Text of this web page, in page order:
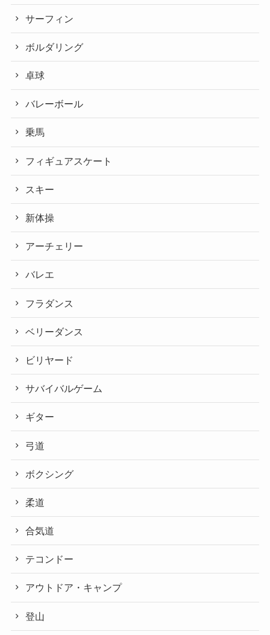
サーフィン
ボルダリング
卓球
バレーボール
乗馬
フィギュアスケート
スキー
新体操
アーチェリー
バレエ
フラダンス
ベリーダンス
ビリヤード
サバイバルゲーム
ギター
弓道
ボクシング
柔道
合気道
テコンドー
アウトドア・キャンプ
登山